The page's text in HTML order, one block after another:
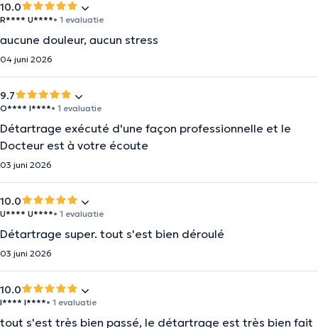
10.0
R**** U****• 1 evaluatie
aucune douleur, aucun stress
04 juni 2026
9.7
O**** I****• 1 evaluatie
Détartrage exécuté d'une façon professionnelle et le
Docteur est à votre écoute
03 juni 2026
10.0
U**** U****• 1 evaluatie
Détartrage super. tout s'est bien déroulé
03 juni 2026
10.0
I**** I****• 1 evaluatie
tout s'est très bien passé, le détartrage est très bien fait